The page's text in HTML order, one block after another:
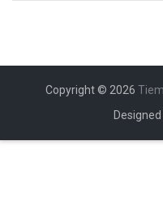
Copyright © 2026